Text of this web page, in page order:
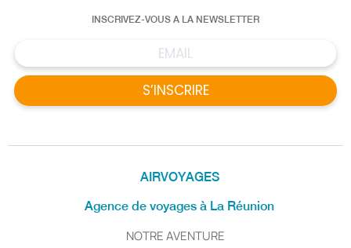
AIRVOYAGES
Agence de voyages à La Réunion
NOTRE AVENTURE
INSCRIVEZ-VOUS A LA NEWSLETTER
S’INSCRIRE